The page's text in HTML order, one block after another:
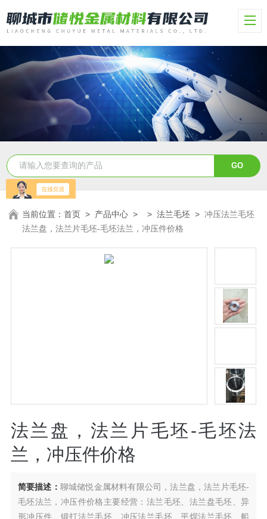
当前位置：首页 > 产品中心 > >法兰毛坯 >冲压法兰毛坯
法兰盘，法兰片毛坯-毛坯法兰，冲压件价格
法兰盘，法兰片毛坯-毛坯法
兰，冲压件价格
简要描述： 聊城储悦金属材料有限公司，法兰盘，法兰片毛坯-
毛坯法兰，冲压件价格主要经营：法兰毛坯、法兰盘毛坯、异
形冲压件、锻打法兰毛坯、冲压法兰毛坯、平焊法兰毛坯、船